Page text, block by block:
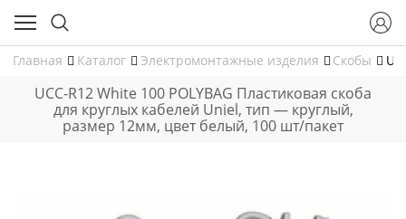
Главная Каталог Электромонтажные изделия Скобы
UCC-R12 White 100 POLYBAG Пластиковая скоба
для круглых кабелей Uniel, тип — круглый,
размер 12мм, цвет белый, 100 шт/пакет